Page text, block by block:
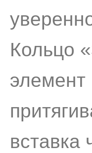
Кольцо
элемент